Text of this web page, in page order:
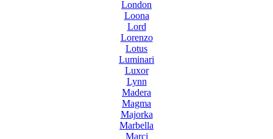
London
Loona
Lord
Lorenzo
Lotus
Luminari
Luxor
Lynn
Madera
Magma
Majorka
Marbella
Marci